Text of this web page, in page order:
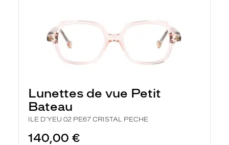
Lunettes de vue Petit
Bateau
ILE D'YEU 02 PE67 CRISTAL PECHE
140,00 €